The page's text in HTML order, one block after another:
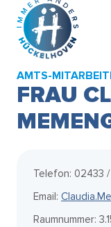
Zum Hauptinhalt
AMTS-
FRAU
Telefon: 02433
Email:
Raumnummer: